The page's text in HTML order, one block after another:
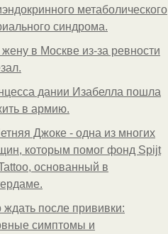
метаболического
синдрома.
жену в Москве из-за ревности
дании Изабелла пошла
в армию.
Джоке - одна из многих
которым помог фонд Spijt
основанный в
ждать после прививки:
симптомы и